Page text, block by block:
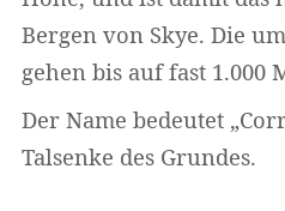
Bergen von Skye. Die
gehen bis auf fast 1.000
Der Name bedeutet
Talsenke des Grundes.